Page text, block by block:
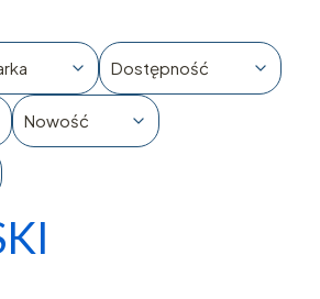
Dostępność
Nowość